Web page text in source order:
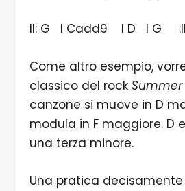
II: G I Cadd9 I D I G :II
Come altro esempio,
classico del rock Summer
canzone si muove in D
modula in F maggiore. D
una terza minore.
Una pratica